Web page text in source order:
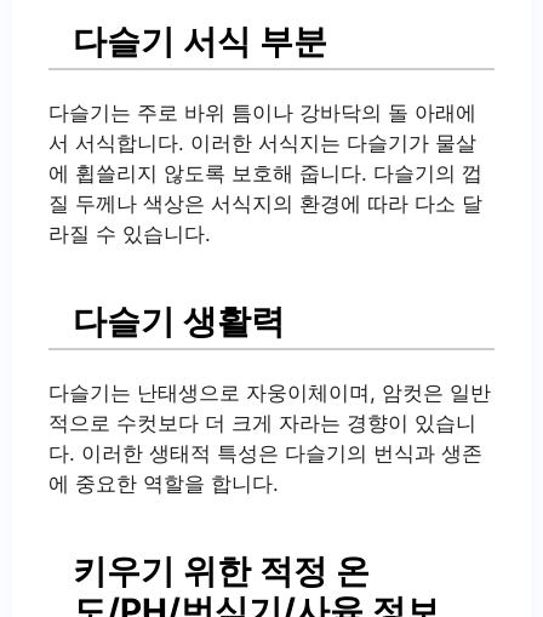
다슬기 서식 부분
다슬기는 주로 바위 틈이나 강바닥의 돌 아래에
서 서식합니다. 이러한 서식지는 다슬기가 물살
에 휩쓸리지 않도록 보호해 줍니다. 다슬기의 껍
질 두께나 색상은 서식지의 환경에 따라 다소 달
라질 수 있습니다.
다슬기 생활력
다슬기는 난태생으로 자웅이체이며, 암컷은 일반
적으로 수컷보다 더 크게 자라는 경향이 있습니
다. 이러한 생태적 특성은 다슬기의 번식과 생존
에 중요한 역할을 합니다.
키우기 위한 적정 온